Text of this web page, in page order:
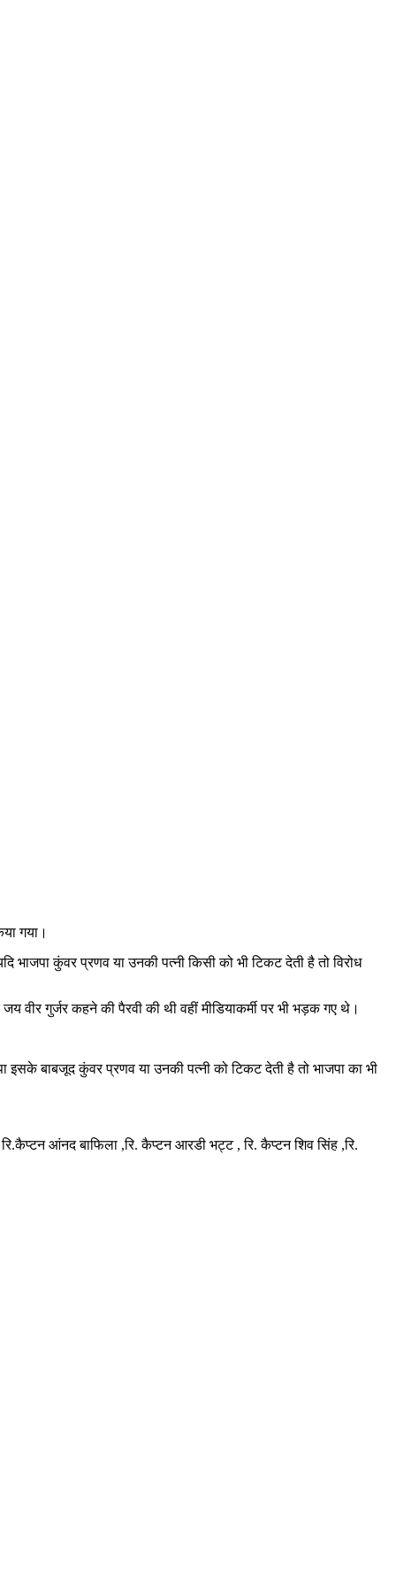
गया।
कुंवर प्रणव या उनकी पत्नी किसी को भी टिकट देती है तो विरोध
वीर गुर्जर कहने की पैरवी की थी वहीं मीडियाकर्मी पर भी भड़क गए थे।
इसके बाबजूद कुंवर प्रणव या उनकी पत्नी को टिकट देती है तो भाजपा का भी
आंनद बाफिला ,रि. कैप्टन आरडी भट्ट , रि. कैप्टन शिव सिंह ,रि.